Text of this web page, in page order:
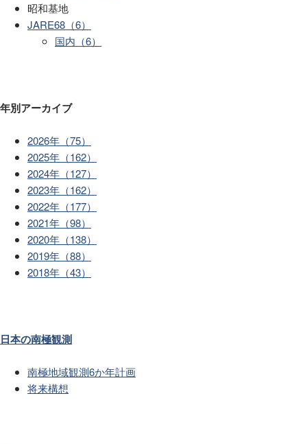
昭和基地
JARE68（6）
国内（6）
年別アーカイブ
2026年（75）
2025年（162）
2024年（127）
2023年（162）
2022年（177）
2021年（98）
2020年（138）
2019年（88）
2018年（43）
日本の南極観測
南極地域観測6か年計画
将来構想